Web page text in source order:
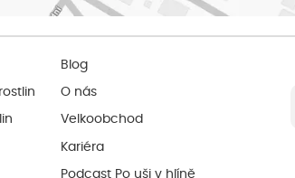
Blog
O nás
Velkoobchod
Kariéra
Podcast Po uši v hlíně